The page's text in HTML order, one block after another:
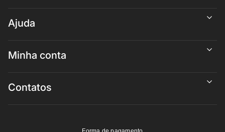
Ajuda
Minha conta
Contatos